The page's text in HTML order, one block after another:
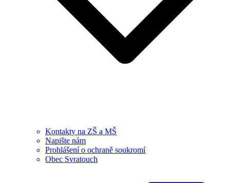
Kontakty na ZŠ a MŠ
Napište nám
Prohlášení o ochraně soukromí
Obec Svratouch